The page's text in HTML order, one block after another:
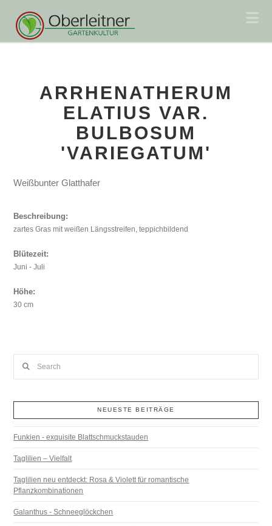
ARRHENATHERUM
ELATIUS VAR.
BULBOSUM
'VARIEGATUM'
Weißbunter Glatthafer
Beschreibung:
zartes Gras mit weißen Längsstreifen, teppichbildend
Blütezeit:
Juni - Juli
Höhe:
30 cm
NEUESTE BEITRÄGE
Funkien - exquisite Blattschmuckstauden
Taglilien – Vielfalt
Taglilien neu entdeckt: Rosa & Violett für romantische
Pflanzkombinationen
Galanthus - Schneeglöckchen